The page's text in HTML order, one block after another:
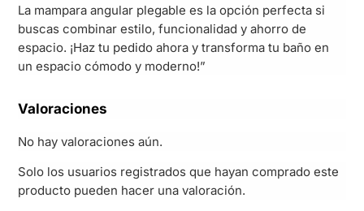
La mampara angular plegable es la opción perfecta si
buscas combinar estilo, funcionalidad y ahorro de
espacio. ¡Haz tu pedido ahora y transforma tu baño en
un espacio cómodo y moderno!”
Valoraciones
No hay valoraciones aún.
Solo los usuarios registrados que hayan comprado este
producto pueden hacer una valoración.